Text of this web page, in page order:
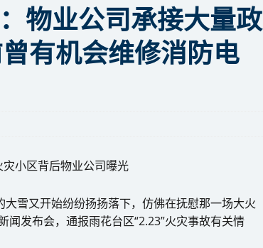
物业公司承接大量政
有机会维修消防电
小区背后物业公司曝光
雪又开始纷纷扬扬落下，仿佛在抚慰那一场大火
发布会，通报雨花台区“2.23”火灾事故有关情